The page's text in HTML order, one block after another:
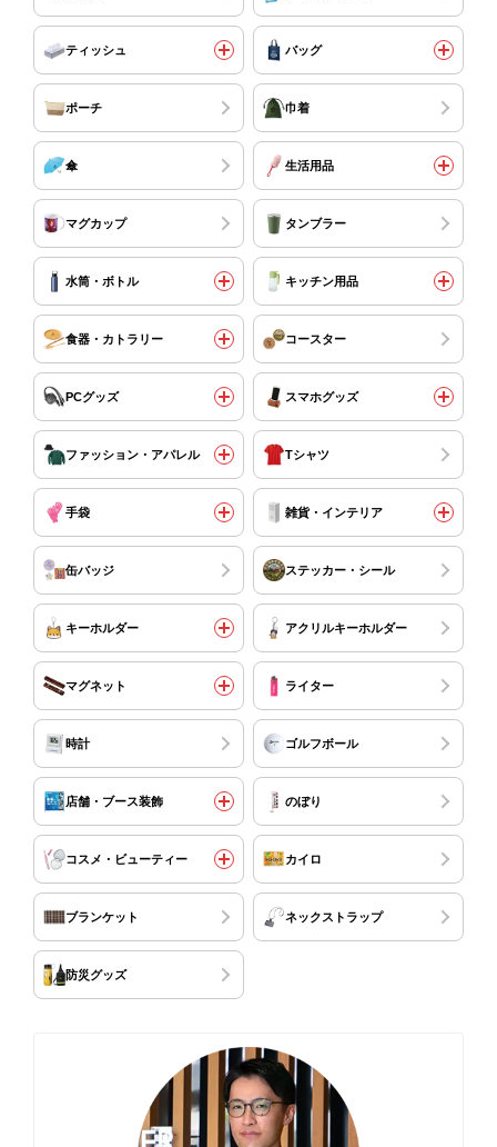
ティッシュ バッグ
ポーチ 巾着
傘 生活用品
マグカップ タンブラー
水筒・ボトル キッチン用品
食器・カトラリー コースター
PCグッズ スマホグッズ
ファッション・アパレル Tシャツ
手袋 雑貨・インテリア
缶バッジ ステッカー・シール
キーホルダー アクリルキーホルダー
マグネット ライター
時計 ゴルフボール
店舗・ブース装飾 のぼり
コスメ・ビューティー カイロ
ブランケット ネックストラップ
防災グッズ